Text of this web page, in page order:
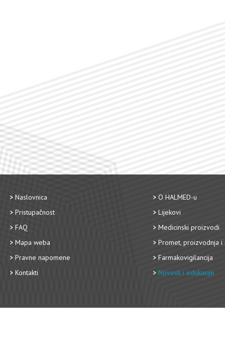
Naslovnica
Pristupačnost
FAQ
Mapa weba
Pravne napomene
Kontakti
O HALMED-u
Lijekovi
Medicinski proizvodi
Promet, proizvodnja i
Farmakovigilancija
Novosti i edukacije